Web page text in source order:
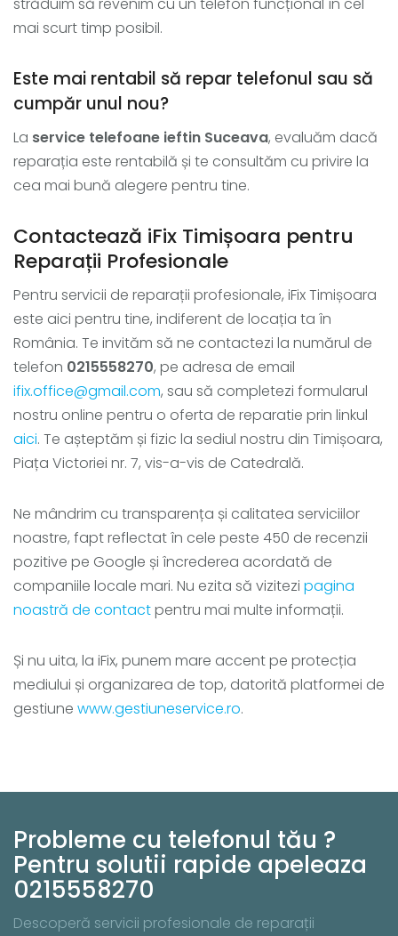
mai scurt timp posibil.
Este mai rentabil să repar telefonul sau să
cumpăr unul nou?
La service telefoane ieftin Suceava, evaluăm dacă
reparația este rentabilă și te consultăm cu privire la
cea mai bună alegere pentru tine.
Contactează iFix Timișoara pentru
Reparații Profesionale
Pentru servicii de reparații profesionale, iFix Timișoara
este aici pentru tine, indiferent de locația ta în
România. Te invităm să ne contactezi la numărul de
telefon 0215558270, pe adresa de email
ifix.office@gmail.com, sau să completezi formularul
nostru online pentru o oferta de reparatie prin linkul
aici. Te așteptăm și fizic la sediul nostru din Timișoara,
Piața Victoriei nr. 7, vis-a-vis de Catedrală.
Ne mândrim cu transparența și calitatea serviciilor
noastre, fapt reflectat în cele peste 450 de recenzii
pozitive pe Google și încrederea acordată de
companiile locale mari. Nu ezita să vizitezi pagina
noastră de contactpentru mai multe informații.
Și nu uita, la iFix, punem mare accent pe protecția
mediului și organizarea de top, datorită platformei de
gestiune www.gestiuneservice.ro.
Probleme cu telefonul tău ?
Pentru solutii rapide apeleaza
0215558270
Descoperă servicii profesionale de reparații